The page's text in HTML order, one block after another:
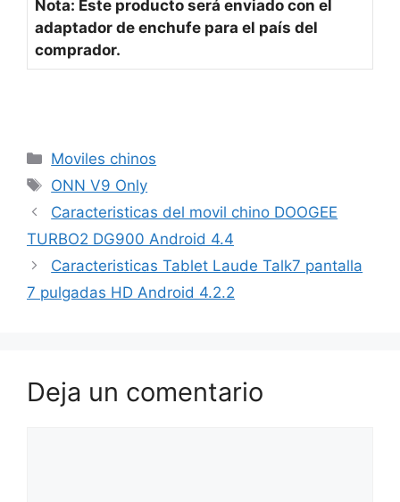
Nota: Este producto será enviado con el
adaptador de enchufe para el país del
comprador.
Categorías
Moviles chinos
Etiquetas
ONN V9 Only
Caracteristicas del movil chino DOOGEE
TURBO2 DG900 Android 4.4
Caracteristicas Tablet Laude Talk7 pantalla
7 pulgadas HD Android 4.2.2
Deja un comentario